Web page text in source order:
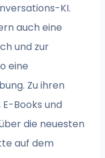
KI.
auch eine
und zur
eine
Zu ihren
Books und
die neuesten
auf dem